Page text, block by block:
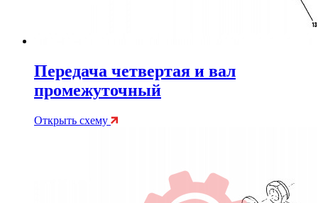
Передача четвертая и вал
промежуточный
Открыть схему